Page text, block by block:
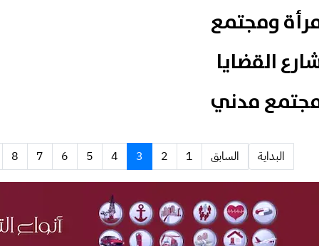
ومجتمع
القضايا
مدني
البداية السابق 1
2
3
4
5
6
7
8